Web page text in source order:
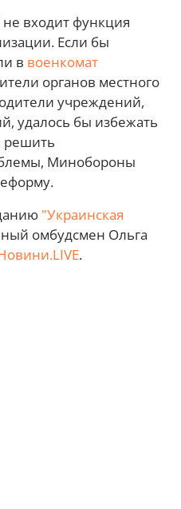
входит функция
Если бы
в военкомат
органов местного
учреждений,
удалось бы избежать
решить
Минобороны
"Украинская
омбудсмен Ольга
.